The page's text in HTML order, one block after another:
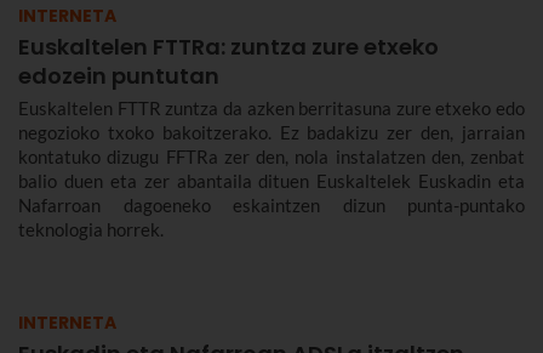
INTERNETA
Euskaltelen FTTRa: zuntza zure etxeko
edozein puntutan
Euskaltelen FTTR zuntza da azken berritasuna zure etxeko edo
negozioko txoko bakoitzerako. Ez badakizu zer den, jarraian
kontatuko dizugu FFTRa zer den, nola instalatzen den, zenbat
balio duen eta zer abantaila dituen Euskaltelek Euskadin eta
Nafarroan dagoeneko eskaintzen dizun punta-puntako
teknologia horrek.
INTERNETA